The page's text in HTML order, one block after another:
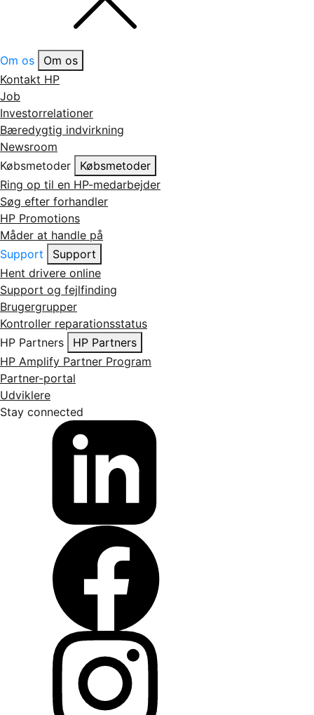
Om os
Om os
Kontakt HP
Job
Investorrelationer
Bæredygtig indvirkning
Newsroom
Købsmetoder
Købsmetoder
Ring op til en HP-medarbejder
Søg efter forhandler
HP Promotions
Måder at handle på
Support
Support
Hent drivere online
Support og fejlfinding
Brugergrupper
Kontroller reparationsstatus
HP Partners
HP Partners
HP Amplify Partner Program
Partner-portal
Udviklere
Stay connected